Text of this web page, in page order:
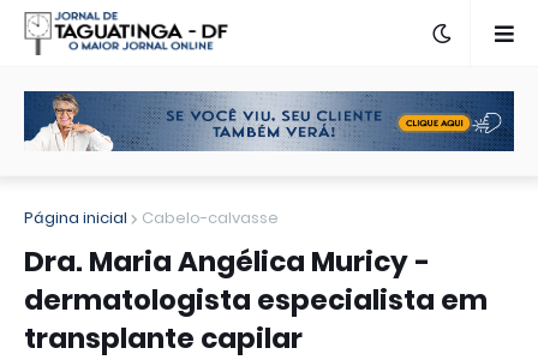
Página inicial Cabelo-calvasse
Dra. Maria Angélica Muricy -
dermatologista especialista em
transplante capilar